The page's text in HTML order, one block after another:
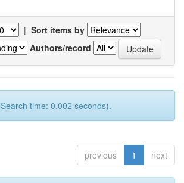
| Sort items by
Authors/record
time: 0.002 seconds).
previous 1 next